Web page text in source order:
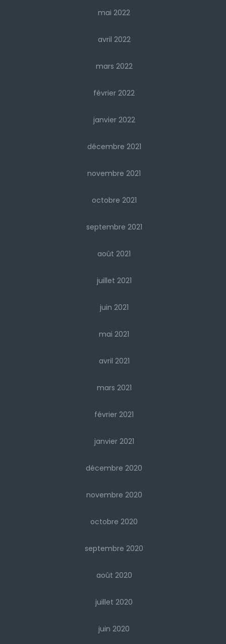
mai 2022
avril 2022
mars 2022
février 2022
janvier 2022
décembre 2021
novembre 2021
octobre 2021
septembre 2021
août 2021
juillet 2021
juin 2021
mai 2021
avril 2021
mars 2021
février 2021
janvier 2021
décembre 2020
novembre 2020
octobre 2020
septembre 2020
août 2020
juillet 2020
juin 2020